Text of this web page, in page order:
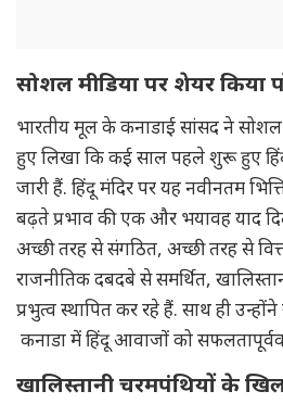
सोशल मीडिया पर शेयर किया
भारतीय मूल के कनाडाई सांसद ने सोशल
हुए लिखा कि कई साल पहले शुरू हुए
जारी हैं. हिंदू मंदिर पर यह नवीनतम
बढ़ते प्रभाव की एक और भयावह याद
अच्छी तरह से संगठित, अच्छी तरह से
राजनीतिक दबदबे से समर्थित,
प्रभुत्व स्थापित कर रहे हैं. साथ ही
कनाडा में हिंदू आवाजों को
खालिस्तानी चरमपंथियों के